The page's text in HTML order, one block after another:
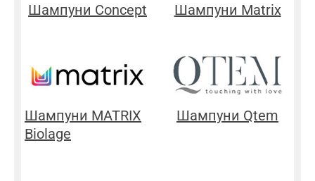
Шампуни Concept Шампуни Matrix
Шампуни MATRIX
Biolage
Шампуни Qtem